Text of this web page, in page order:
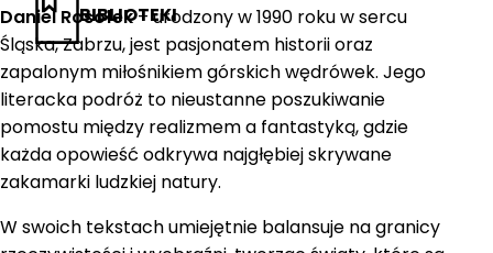
BIBLIOTEKI
Daniel Rosołek– urodzony w 1990 roku w sercu
Śląska, Zabrzu, jest pasjonatem historii oraz
zapalonym miłośnikiem górskich wędrówek. Jego
literacka podróż to nieustanne poszukiwanie
pomostu między realizmem a fantastyką, gdzie
każda opowieść odkrywa najgłębiej skrywane
zakamarki ludzkiej natury.
W swoich tekstach umiejętnie balansuje na granicy